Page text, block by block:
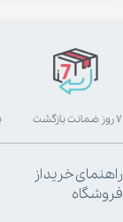
۷ روز ضمانت بازگشت
راهنمای خرید از
فروشگاه